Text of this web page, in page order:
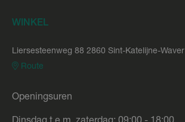
WINKEL
Liersesteenweg 88 2860 Sint-Katelijne-Waver
Route
Openingsuren